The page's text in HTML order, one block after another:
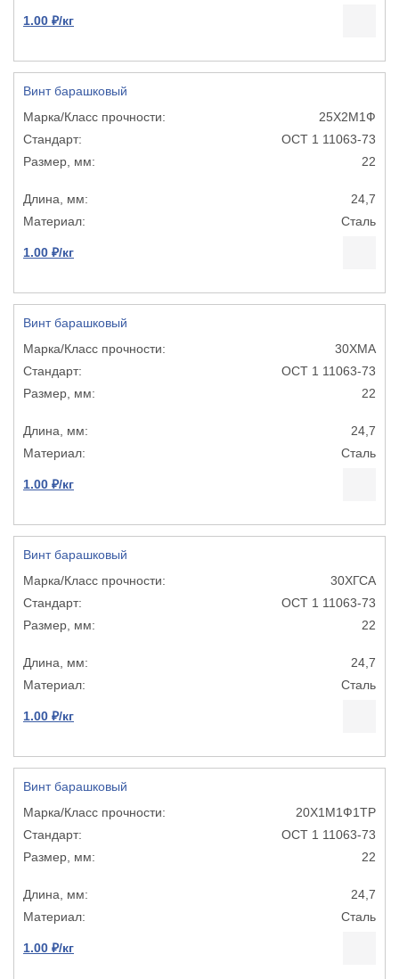
1.00 ₽/кг
Винт барашковый
25Х2М1Ф
ОСТ 1 11063-73
22
24,7
Сталь
1.00 ₽/кг
Винт барашковый
30ХМА
ОСТ 1 11063-73
22
24,7
Сталь
1.00 ₽/кг
Винт барашковый
30ХГСА
ОСТ 1 11063-73
22
24,7
Сталь
1.00 ₽/кг
Винт барашковый
20Х1М1Ф1ТР
ОСТ 1 11063-73
22
24,7
Сталь
1.00 ₽/кг